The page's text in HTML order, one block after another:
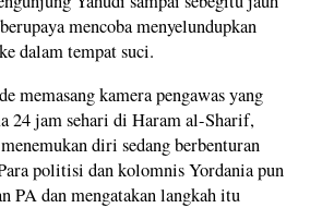
mencoba menyelundupkan
dalam tempat suci.
memasang kamera pengawas yang
24 jam sehari di Haram al-Sharif,
diri sedang berbenturan
politisi dan kolomnis Yordania pun
PA dan mengatakan langkah itu